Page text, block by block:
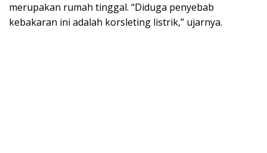
merupakan rumah tinggal. “Diduga penyebab
kebakaran ini adalah korsleting listrik,” ujarnya.